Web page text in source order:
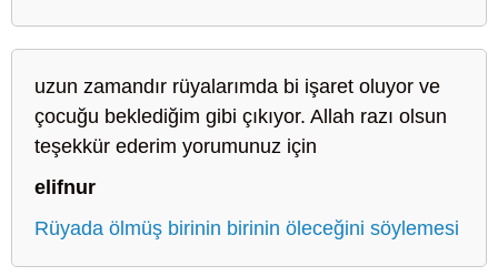
uzun zamandır rüyalarımda bi işaret oluyor ve
çocuğu beklediğim gibi çıkıyor. Allah razı olsun
teşekkür ederim yorumunuz için
elifnur
Rüyada ölmüş birinin birinin öleceğini söylemesi